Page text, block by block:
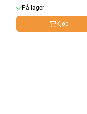
På lager
Kjøp